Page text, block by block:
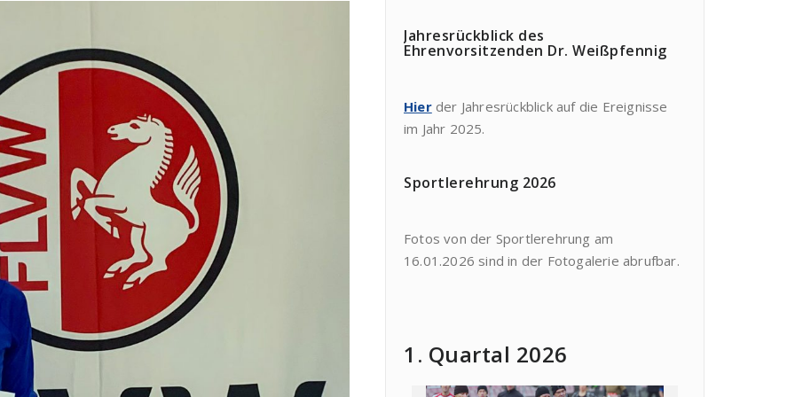
Jahresrückblick des
Ehrenvorsitzenden Dr. Weißpfennig
Hierder Jahresrückblick auf die Ereignisse
im Jahr 2025.
Sportlerehrung 2026
Fotos von der Sportlerehrung am
16.01.2026 sind in der Fotogalerie abrufbar.
1. Quartal 2026